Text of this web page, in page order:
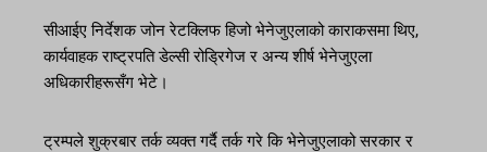
सीआईए निर्देशक जोन रेटक्लिफ हिजो भेनेजुएलाको काराकसमा थिए,
कार्यवाहक राष्ट्रपति डेल्सी रोड्रिगेज र अन्य शीर्ष भेनेजुएला
अधिकारीहरूसँग भेटे।
ट्रम्पले शुक्रबार तर्क व्यक्त गर्दै तर्क गरे कि भेनेजुएलाको सरकार र